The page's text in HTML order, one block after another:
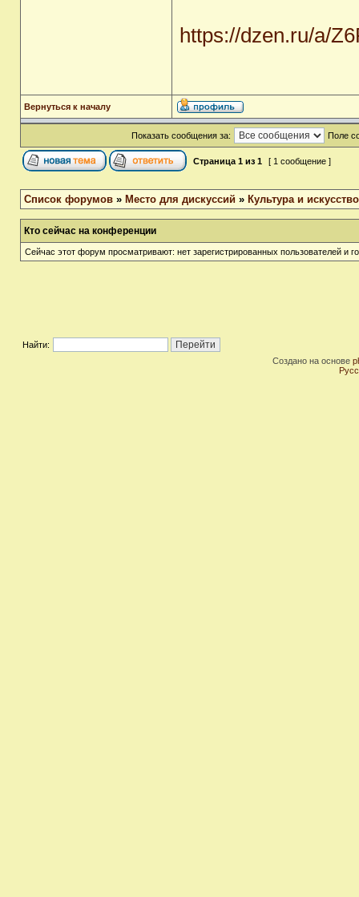
https://dzen.ru/a/
Вернуться к началу
Показать сообщения за: Поле
Страница 1 из 1 [ 1 сообщение ]
Список форумов » Место для дискуссий » Культура и искусство
Кто сейчас на конференции
Сейчас этот форум просматривают: нет зарегистрированных пользователей и
Найти:
Создано на основе